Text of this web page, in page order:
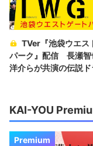
TVer『池袋ウエス
パーク』配信 長瀬智
洋介らが共演の伝説
KAI-YOU
Premium